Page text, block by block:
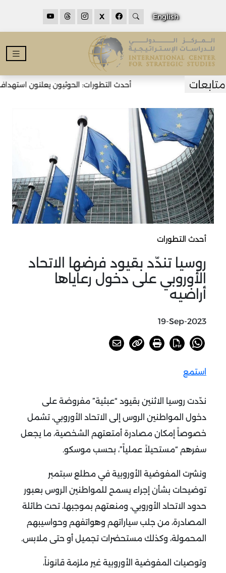
English
X
أحدث التطورات: الحوثيون يعلنون استهداف
أحدث التطورات
روسيا تندّد بقيود فرضها الاتحاد
الأوروبي على دخول رعاياها
أراضيه
19-Sep-2023
استمع
ندّدت روسيا الاثنين بقيود “عبثية” مفروضة على
دخول المواطنين الروس إلى الاتحاد الأوروبي، تشمل
خصوصاً إمكان مصادرة أمتعتهم الشخصية، ما يجعل
سفرهم “مستحيلاً عملياً”، بحسب موسكو.
ونشرت المفوضية الأوروبية في مطلع سبتمبر
توضيحات بشأن إجراء يسمح للمواطنين الروس بعبور
حدود الاتحاد الأوروبي، ومنعتهم بموجبها، تحت طائلة
المصادرة، من جلب سياراتهم وهواتفهم وحواسيبهم
المحمولة، وكذلك مستحضرات تجميل أو حتى ملابس.
وتوصيات المفوضية الأوروبية غير ملزمة قانوناً،